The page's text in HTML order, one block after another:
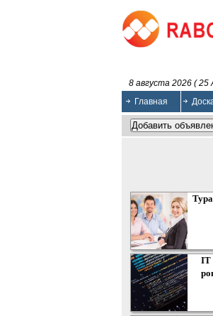
8 августа 2026 ( 25
Главная
IT